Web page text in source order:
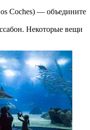
Coches) — объедините
Некоторые вещи